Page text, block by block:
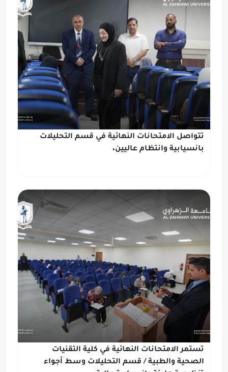
تتواصل الامتحانات النهائية في قسم التحليلات
بانسيابية وانتظام عاليين،
تستمر الامتحانات النهائية في كلية التقنيات
الصحية والطبية / قسم التحليلات وسط أجواء